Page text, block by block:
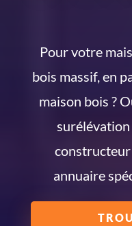
Pour votre
bois massif, en
maison bois ?
annuaire